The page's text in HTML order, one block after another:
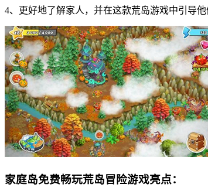
4、更好地了解家人，并在这款荒岛游戏中引导
家庭岛免费畅玩荒岛冒险游戏亮点：